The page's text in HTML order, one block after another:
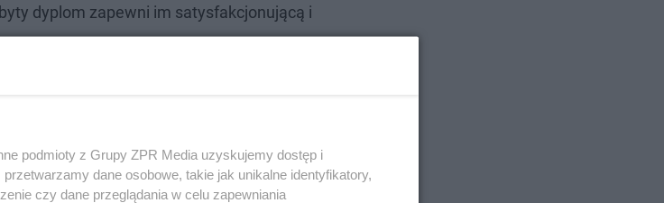
dyplom zapewni im satysfakcjonującą i
podmioty z Grupy ZPR Media uzyskujemy dostęp i
dane osobowe, takie jak unikalne identyfikatory,
czy dane przeglądania w celu zapewniania